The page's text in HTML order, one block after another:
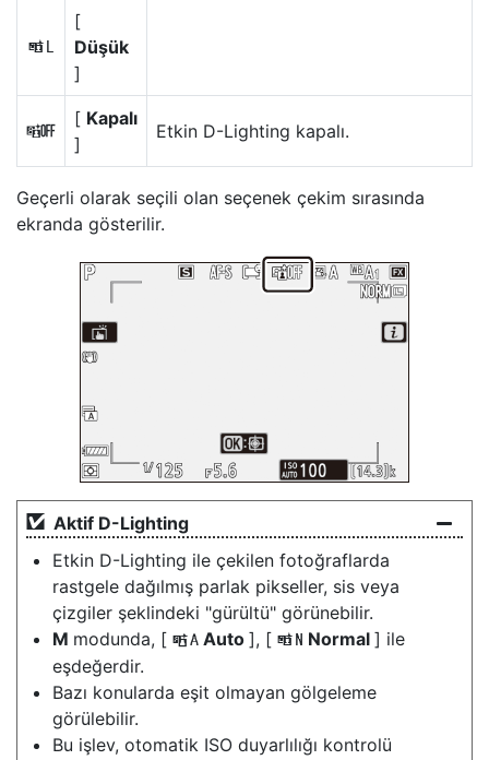
R
[
Düşük
]
c
[ Kapalı
]
Etkin D-Lighting kapalı.
Geçerli olarak seçili olan seçenek çekim sırasında
ekranda gösterilir.
Aktif D-Lighting
Etkin D-Lighting ile çekilen fotoğraflarda
rastgele dağılmış parlak pikseller, sis veya
çizgiler şeklindeki "gürültü" görünebilir.
M modunda, [ Y Auto ], [ Q Normal ] ile
eşdeğerdir.
Bazı konularda eşit olmayan gölgeleme
görülebilir.
Bu işlev, otomatik ISO duyarlılığı kontrolü